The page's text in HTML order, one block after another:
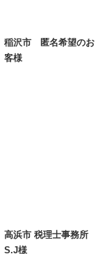
稲沢市 匿名希望のお
客様
高浜市 税理士事務所
S.J様